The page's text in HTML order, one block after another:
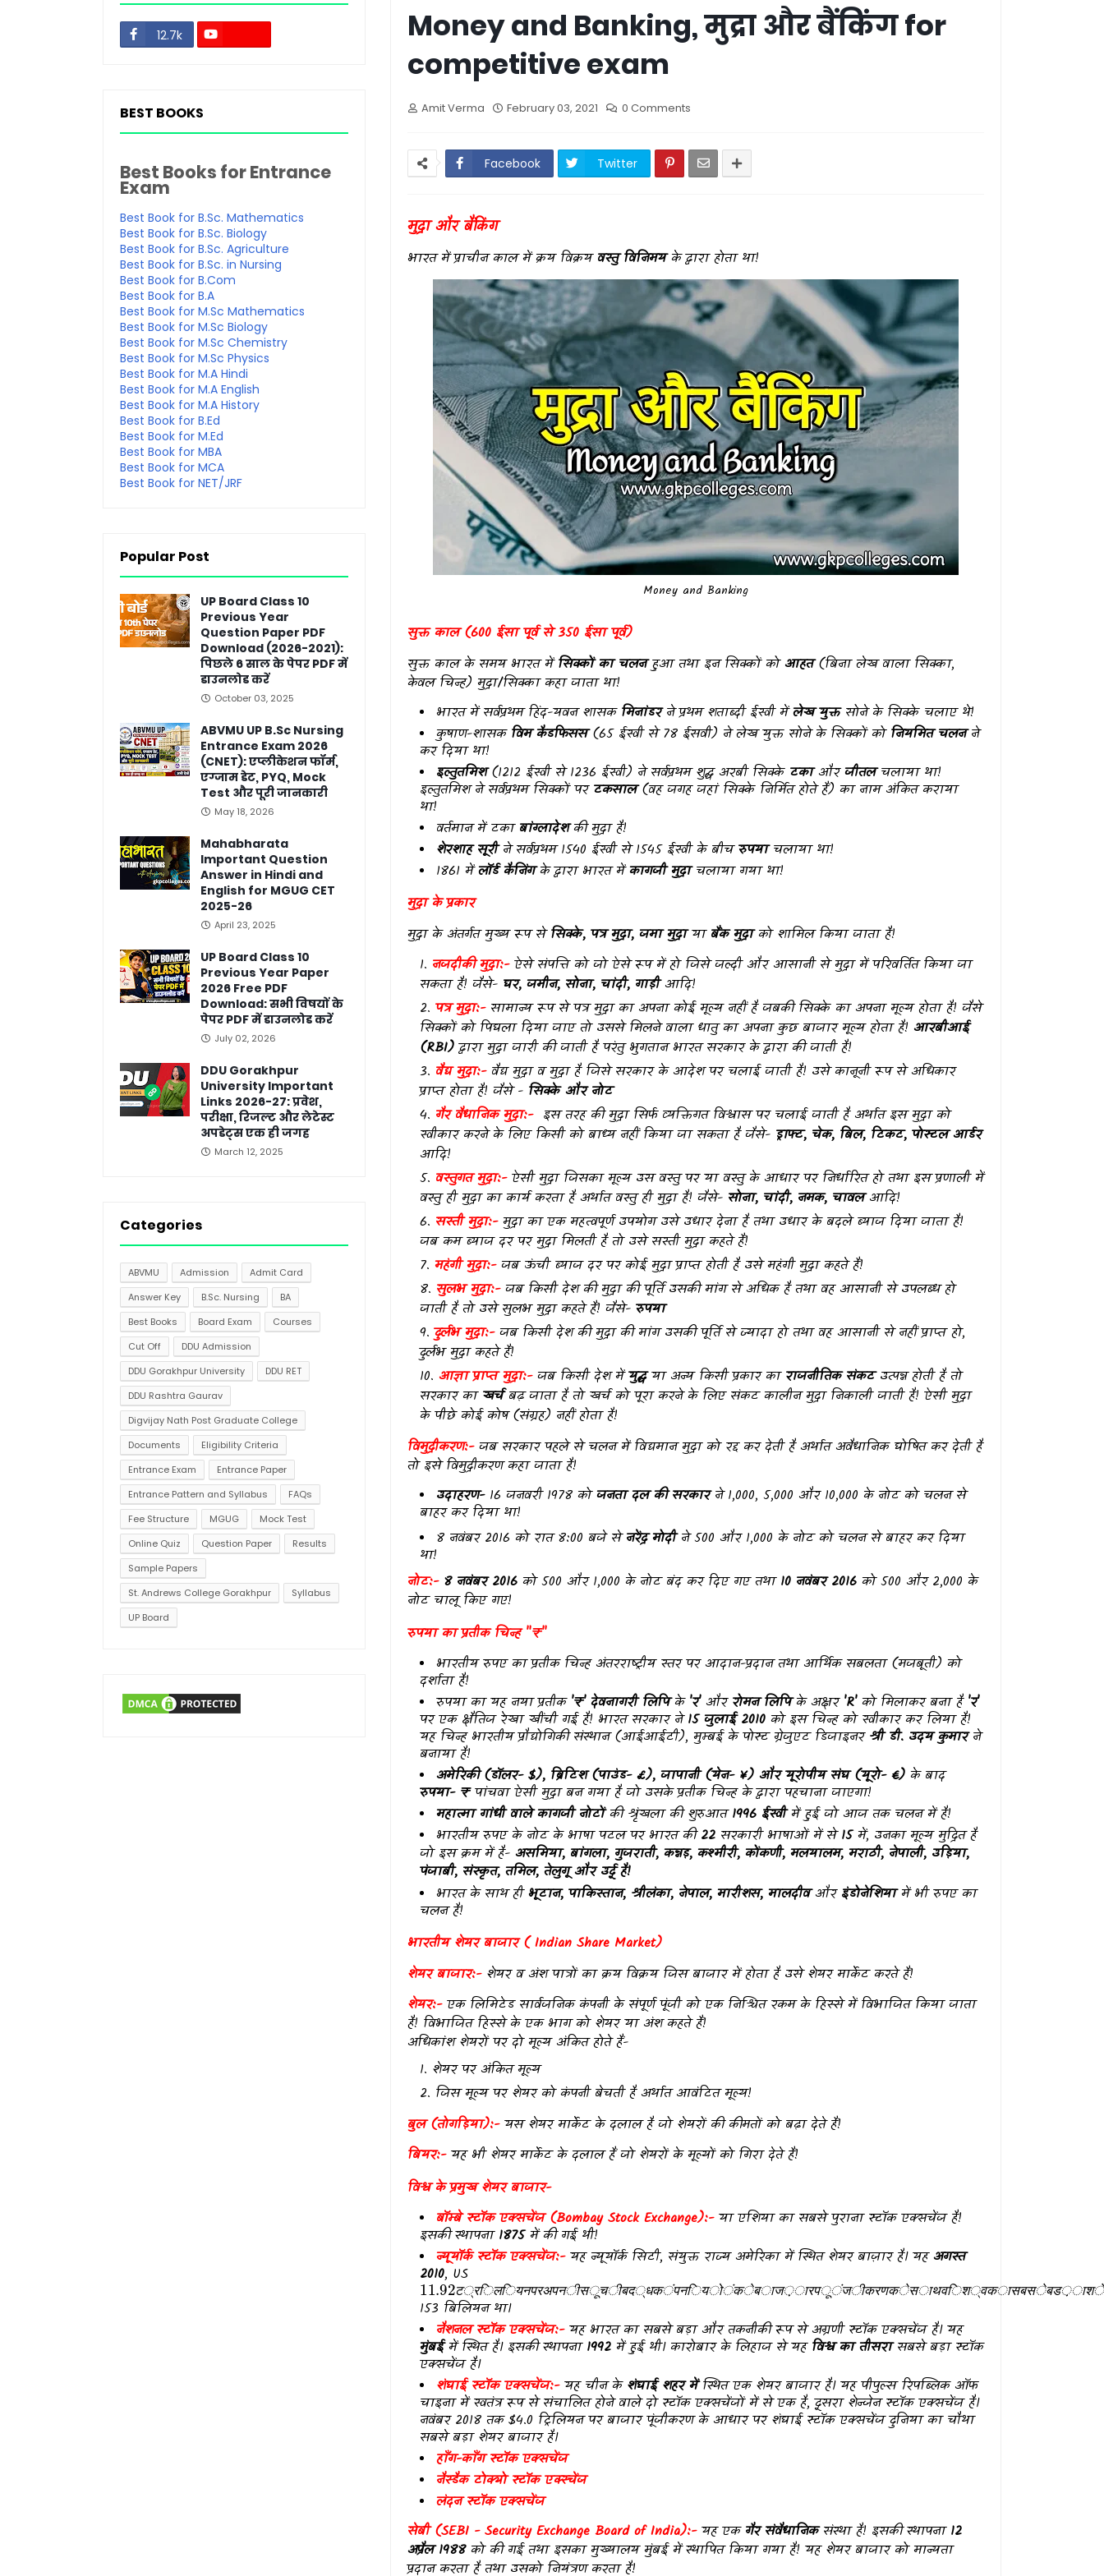
Money and Banking, मुद्रा और बैंकिंग for
competitive exam
Amit Verma February 03, 2021 0 Comments
Facebook Twitter
मुद्रा और बैंकिंग
भारत में प्राचीन काल में क्रय विक्रय वस्तु विनिमयके द्वारा होता था!
Money and Banking
सुक्त काल (600 ईसा पूर्व से 350 ईसा पूर्व)
सुक्त काल के समय भारत मेंसिक्कों का चलनहुआ तथा इन सिक्कों कोआहत(बिना लेख वाला सिक्का,
केवल चिन्ह) मुद्रा/सिक्का कहा जाता था!
भारत में सर्वप्रथम हिंद-यवन शासक मिनांडरने प्रथम शताब्दी ईस्वी मेंलेख युक्तसोने के सिक्के चलाए थे!
कुषाण-शासक विम कैडफिसस(65 ईस्वी से 78 ईसवी) ने लेख युक्त सोने के सिक्कों को नियमित चलनने
कर दिया था!
इल्तुतमिश(1212 ईस्वी से 1236 ईस्वी) ने सर्वप्रथम शुद्ध अरबी सिक्के टकाऔरजीतलचलाया था!
इल्तुतमिश ने सर्वप्रथम सिक्कों पर टकसाल(वह जगह जहां सिक्के निर्मित होते हैं) का नाम अंकित कराया
था!
वर्तमान में टका बांग्लादेशकी मुद्रा है!
शेरशाह सूरीने सर्वप्रथम 1540 ईस्वी से 1545 ईस्वी के बीचरुपयाचलाया था!
1861 मेंलॉर्ड कैनिंगके द्वारा भारत मेंकागजी मुद्राचलाया गया था!
मुद्रा के प्रकार
मुद्रा के अंतर्गत मुख्य रूप सेसिक्के, पत्र मुद्रा, जमा मुद्राया बैंक मुद्राको शामिल किया जाता है!
नजदीकी मुद्रा:-ऐसे संपत्ति को जो ऐसे रूप में हो जिसे जल्दी और आसानी से मुद्रा में परिवर्तित किया जा
सकता है! जैसे- घर, जमीन, सोना, चांदी, गाड़ीआदि!
पत्र मुद्रा:-सामान्य रूप से पत्र मुद्रा का अपना कोई मूल्य नहीं है जबकी सिक्के का अपना मूल्य होता है! जैसे
सिक्कों को पिघला दिया जाए तो उससे मिलने वाला धातु का अपना कुछ बाजार मूल्य होता है! आरबीआई
(RBI) द्वारा मुद्रा जारी की जाती है परंतु भुगतान भारत सरकार के द्वारा की जाती है!
वैद्य मुद्रा:-वैद्य मुद्रा व मुद्रा है जिसे सरकार के आदेश पर चलाई जाती है! उसे कानूनी रूप से अधिकार
प्राप्त होता है! जैसे - सिक्के और नोट
गैर वैधानिक मुद्रा:-इस तरह की मुद्रा सिर्फ व्यक्तिगत विश्वास पर चलाई जाती है अर्थात इस मुद्रा को
स्वीकार करने के लिए किसी को बाध्य नहीं किया जा सकता है जैसे- ड्राफ्ट, चेक, बिल, टिकट, पोस्टल आर्डर
आदि!
वस्तुगत मुद्रा:-ऐसी मुद्रा जिसका मूल्य उस वस्तु पर या वस्तु के आधार पर निर्धारित हो तथा इस प्रणाली में
वस्तु ही मुद्रा का कार्य करता है अर्थात वस्तु ही मुद्रा है! जैसे- सोना, चांदी, नमक, चावलआदि!
सस्ती मुद्रा:-मुद्रा का एक महत्वपूर्ण उपयोग उसे उधार देना है तथा उधार के बदले ब्याज दिया जाता है!
जब कम ब्याज दर पर मुद्रा मिलती है तो उसे सस्ती मुद्रा कहते हैं!
महंगी मुद्रा:-जब ऊंची ब्याज दर पर कोई मुद्रा प्राप्त होती है उसे महंगी मुद्रा कहते हैं!
सुलभ मुद्रा:-जब किसी देश की मुद्रा की पूर्ति उसकी मांग से अधिक है तथा वह आसानी से उपलब्ध हो
जाती है तो उसे सुलभ मुद्रा कहते हैं! जैसे- रुपया
दुर्लभ मुद्रा:-जब किसी देश की मुद्रा की मांग उसकी पूर्ति से ज्यादा हो तथा वह आसानी से नहीं प्राप्त हो,
दुर्लभ मुद्रा कहते हैं!
आज्ञा प्राप्त मुद्रा:-जब किसी देश मेंयुद्धया अन्य किसी प्रकार का राजनीतिक संकटउत्पन्न होती है तो
सरकार का खर्चबढ़ जाता है तो खर्च को पूरा करने के लिए संकट कालीन मुद्रा निकाली जाती है! ऐसी मुद्रा
के पीछे कोई कोष (संग्रह) नहीं होता है!
विमुद्रीकरण:-जब सरकार पहले से चलन में विद्यमान मुद्रा को रद्द कर देती है अर्थात अवैधानिक घोषित कर देती है
तो इसे विमुद्रीकरण कहा जाता है!
उदाहरण- 16 जनवरी 1978 कोजनता दल की सरकारने ₹1,000, ₹5,000 और ₹10,000 के नोट को चलन से
बाहर कर दिया था!
8 नवंबर 2016 को रात 8:00 बजे सेनरेंद्र मोदीने ₹500 और ₹1,000 के नोट को चलन से बाहर कर दिया
था!
नोट:- 8 नवंबर 2016 को ₹500 और ₹1,000 के नोट बंद कर दिए गए तथा10 नवंबर 2016 को ₹500 और ₹2,000 के
नोट चालू किए गए!
रुपया का प्रतीक चिन्ह "₹"
भारतीय रुपए का प्रतीक चिन्ह अंतरराष्ट्रीय स्तर पर आदान-प्रदान तथा आर्थिक सबलता (मजबूती) को
दर्शाता है!
रुपया का यह नया प्रतीक '₹' देवनागरी लिपिके 'र'और रोमन लिपिके अक्षर'R'को मिलाकर बना है 'र'
पर एक क्षैतिज रेखा खींची गई है! भारत सरकार ने15 जुलाई 2010 को इस चिन्ह को स्वीकार कर लिया है!
यह चिन्ह भारतीय प्रौद्योगिकी संस्थान (आईआईटी), मुम्बई के पोस्ट ग्रेजुएट डिजाइनर श्री डी. उदय कुमारने
बनाया है!
अमेरिकी (डॉलर- $), ब्रिटिश (पाउंड- £), जापानी (येन- ¥) और यूरोपीय संघ (यूरो- €) के बाद
रुपया- ₹पांचवा ऐसी मुद्रा बन गया है जो उसके प्रतीक चिन्ह के द्वारा पहचाना जाएगा!
महात्मा गांधी वाले कागजी नोटोंकी श्रृंखला की शुरुआत1996 ईस्वीमें हुई जो आज तक चलन में है!
भारतीय रुपए के नोट के भाषा पटल पर भारत की22 सरकारी भाषाओं में से15में, उनका मूल्य मुद्रित है
जो इस क्रम में है- असमिया, बांगला, गुजराती, कन्नड़, कश्मीरी, कोंकणी, मलयालम, मराठी, नेपाली, उड़िया,
पंजाबी, संस्कृत, तमिल, तेलुगू और उर्दू है!
भारत के साथ हीभूटान, पाकिस्तान, श्रीलंका, नेपाल, मारीशस, मालदीवऔर इंडोनेशियामें भी रुपए का
चलन है!
भारतीय शेयर बाजार ( Indian Share Market)
शेयर बाजार:-शेयर व अंश पात्रों का क्रय विक्रय जिस बाजार में होता है उसे शेयर मार्केट करते हैं!
शेयर:-एक लिमिटेड सार्वजनिक कंपनी के संपूर्ण पूंजी को एक निश्चित रकम के हिस्से में विभाजित किया जाता
है! विभाजित हिस्से के एक भाग को शेयर या अंश कहते हैं!
अधिकांश शेयरों पर दो मूल्य अंकित होते हैं-
शेयर पर अंकित मूल्य
जिस मूल्य पर शेयर को कंपनी बेचती है अर्थात आवंटित मूल्य!
बुल (तोगड़िया):-यस शेयर मार्केट के दलाल है जो शेयरों की कीमतों को बढ़ा देते हैं!
बियर:-यह भी शेयर मार्केट के दलाल हैं जो शेयरों के मूल्यों को गिरा देते हैं!
विश्व के प्रमुख शेयर बाजार-
बॉम्बे स्टॉक एक्सचेंज (Bombay Stock Exchange):-या एशिया का सबसे पुराना स्टॉक एक्सचेंज है!
इसकी स्थापना 1875में की गई थी!
न्यूयॉर्क स्टॉक एक्सचेंज:- यह न्यूयॉर्क सिटी, संयुक्त राज्य अमेरिका में स्थित शेयर बाज़ार है। यहअगस्त
2010, US
ट ् र ि ल ि य न प र अ प न ी स ूच ी ब द ् ध क ं प न ि य ो ं क े ब ा ज ़ ा र प ूं ज ी क र ण क े स ा थ व ि श ् व क ा स ब स े ब ड ़ ा श े
11.92टल यन पर चब दक पन य बजरप जक ण कस थ व कस बस शय ब जरह
2008मऔस दन परम ल लग ग
153 बिलियन था।
नैशनल स्टॉक एक्सचेंज:- यह भारत का सबसे बड़ा और तकनीकी रूप से अग्रणी स्टॉक एक्सचेंज है। यह
मुंबईमें स्थित है। इसकी स्थापना 1992 में हुई थी। कारोबार के लिहाज से यह विश्व का तीसरासबसे बड़ा स्टॉक
एक्सचेंज है।
शंघाई स्टॉक एक्सचेंज:-यह चीन के शंघाई शहर मेंस्थित एक शेयर बाजार है। यह पीपुल्स रिपब्लिक ऑफ
चाइना में स्वतंत्र रूप से संचालित होने वाले दो स्टॉक एक्सचेंजों में से एक है, दूसरा शेन्जेन स्टॉक एक्सचेंज है।
नवंबर 2018 तक $4.0 ट्रिलियन पर बाजार पूंजीकरण के आधार पर शंघाई स्टॉक एक्सचेंज दुनिया का चौथा
सबसे बड़ा शेयर बाजार है।
हाँग-काँग स्टॉक एक्सचेंज
नैस्डैक टोक्यो स्टॉक एक्स्चेंज
लंदन स्टॉक एक्सचेंज
सेबी (SEBI - Security Exchange Board of India):-यह एक गैर संवैधानिकसंस्था है! इसकी स्थापना12
अप्रैल 1988को की गई तथा इसका मुख्यालय मुंबई में स्थापित किया गया है! यह शेयर बाजार को मान्यता
प्रदान करता है तथा उसको नियंत्रण करता है!
12.7k
BEST BOOKS
Best Books for Entrance
Exam
Best Book for B.Sc. Mathematics
Best Book for B.Sc. Biology
Best Book for B.Sc. Agriculture
Best Book for B.Sc. in Nursing
Best Book for B.Com
Best Book for B.A
Best Book for M.Sc Mathematics
Best Book for M.Sc Biology
Best Book for M.Sc Chemistry
Best Book for M.Sc Physics
Best Book for M.A Hindi
Best Book for M.A English
Best Book for M.A History
Best Book for B.Ed
Best Book for M.Ed
Best Book for MBA
Best Book for MCA
Best Book for NET/JRF
Popular Post
UP Board Class 10
Previous Year
Question Paper PDF
Download (2026-2021):
पिछले 6 साल के पेपर PDF में
डाउनलोड करें
October 03, 2025
ABVMU UP B.Sc Nursing
Entrance Exam 2026
(CNET): एप्लीकेशन फॉर्म,
एग्जाम डेट, PYQ, Mock
Test और पूरी जानकारी
May 18, 2026
Mahabharata
Important Question
Answer in Hindi and
English for MGUG CET
2025-26
April 23, 2025
UP Board Class 10
Previous Year Paper
2026 Free PDF
Download: सभी विषयों के
पेपर PDF में डाउनलोड करें
July 02, 2026
DDU Gorakhpur
University Important
Links 2026-27: प्रवेश,
परीक्षा, रिजल्ट और लेटेस्ट
अपडेट्स एक ही जगह
March 12, 2025
Categories
ABVMU Admission
Admit Card
Answer Key
B.Sc. Nursing
BA
Best Books
Board Exam
Courses
Cut Off
DDU Admission
DDU Gorakhpur University
DDU RET
DDU Rashtra Gaurav
Digvijay Nath Post Graduate College
Documents
Eligibility Criteria
Entrance Exam
Entrance Paper
Entrance Pattern and Syllabus
FAQs
Fee Structure
MGUG
Mock Test
Online Quiz
Question Paper
Results
Sample Papers
St. Andrews College Gorakhpur
Syllabus
UP Board